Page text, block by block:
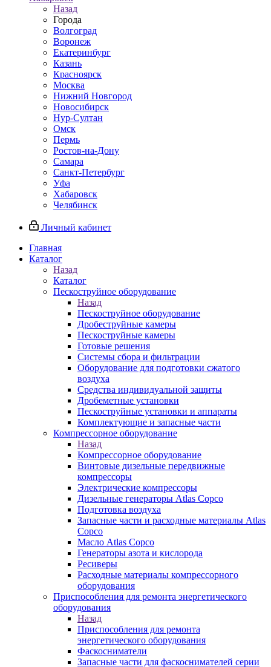
Назад
Города
Волгоград
Воронеж
Екатеринбург
Казань
Красноярск
Москва
Нижний Новгород
Новосибирск
Нур-Султан
Омск
Пермь
Ростов-на-Дону
Самара
Санкт-Петербург
Уфа
Хабаровск
Челябинск
Личный кабинет
Главная
Каталог
Назад
Каталог
Пескоструйное оборудование
Назад
Пескоструйное оборудование
Дробеструйные камеры
Пескоструйные камеры
Готовые решения
Системы сбора и фильтрации
Оборудование для подготовки сжатого
воздуха
Средства индивидуальной защиты
Дробеметные установки
Пескоструйные установки и аппараты
Комплектующие и запасные части
Компрессорное оборудование
Назад
Компрессорное оборудование
Винтовые дизельные передвижные
компрессоры
Электрические компрессоры
Дизельные генераторы Atlas Copco
Подготовка воздуха
Запасные части и расходные материалы Atlas
Copco
Масло Atlas Copco
Генераторы азота и кислорода
Ресиверы
Расходные материалы компрессорного
оборудования
Приспособления для ремонта энергетического
оборудования
Назад
Приспособления для ремонта
энергетического оборудования
Фаскосниматели
Запасные части для фаскоснимателей серии